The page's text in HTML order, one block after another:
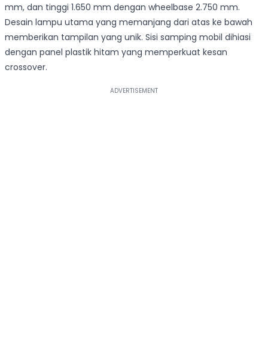
mm, dan tinggi 1.650 mm dengan wheelbase 2.750 mm.
Desain lampu utama yang memanjang dari atas ke bawah
memberikan tampilan yang unik. Sisi samping mobil dihiasi
dengan panel plastik hitam yang memperkuat kesan
crossover.